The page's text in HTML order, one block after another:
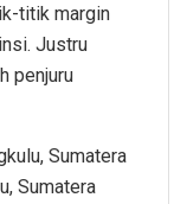
titik margin
Justru
penjuru
Sumatera
Sumatera